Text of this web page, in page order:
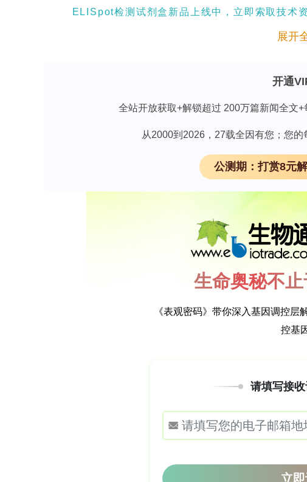
ELISpot检测试剂盒新品上线中，立即索取技术
茶树叶斑病（tea leaf spot）是由真菌
年来在中国严重降低了茶叶的产量与品质。然
效的防控措施。因此，解析茶树应答E.
抗病品种选育和病害防控具有重要意义。
物生长发育及胁迫响应中发挥重要作用，其中
物胁迫等过程。在茶树中，CsMYB1已知参与
在抗病响应中的分子功能尚不清楚。
RNA，通过序列特异性靶向mRNA介导其切
育和胁迫响应，但在茶树中的角色未见报道。
miRNA和mRNA测序，研究人员发现感染诱
原-宿主互作的关键模块。基于此，研究人员
因本氏烟草（Nicotiana benthamiana）验证
（electrophoretic mobility shift assay,
展开
开通
全站开放获取+解锁超过 200万篇新闻全文
从2000到2026，27载全因有您；您的
公测期：打赏8元